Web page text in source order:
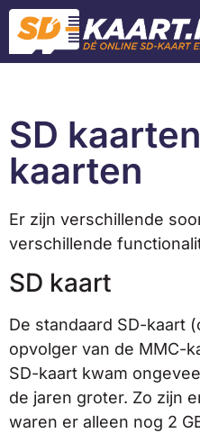
SD
kaarten
Er zijn verschillende
verschillende
SD kaart
De standaard SD-kaart
opvolger van de MMC-
SD-kaart kwam
de jaren groter. Zo zijn
waren er alleen nog 2